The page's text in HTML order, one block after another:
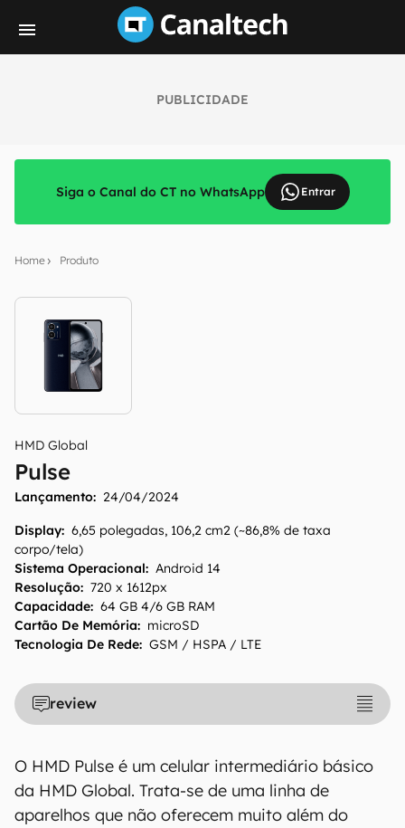
PUBLICIDADE
Siga o Canal do CT no WhatsApp Entrar
Home Produto
HMD Global
Pulse
Lançamento: 24/04/2024
Display: 6,65 polegadas, 106,2 cm2 (~86,8% de taxa
corpo/tela)
Sistema Operacional: Android 14
Resolução: 720 x 1612px
Capacidade: 64 GB 4/6 GB RAM
Cartão De Memória: microSD
Tecnologia De Rede: GSM / HSPA / LTE
review
O HMD Pulse é um celular intermediário básico
da HMD Global. Trata-se de uma linha de
aparelhos que não oferecem muito além do
O Canaltech mantém esforço constante para
encontrar e manter atualizadas as
informações presentes em nossas fichas
especificações e recursos podem variar entre
regiões e países. Portanto, recomendamos
operadora que comercializa o produto para
confirmar suas características detalhadas e
regionais.